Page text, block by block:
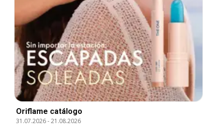
Oriflame catálogo
31.07.2026-21.08.2026